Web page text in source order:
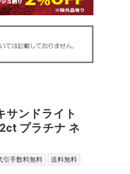
サンドライト
プラチナ ネ
引手数料無料 送料無料